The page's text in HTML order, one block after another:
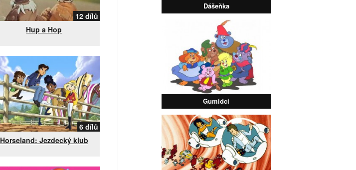
12 dílů
Hup a Hop
6 dílů
Horseland: Jezdecký klub
Dášeňka
Gumídci